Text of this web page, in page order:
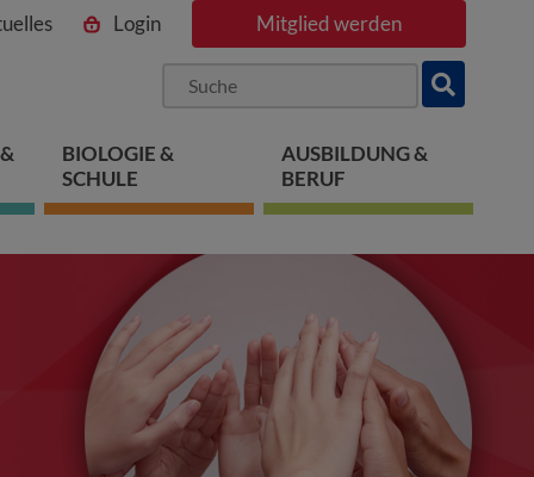
Login Mitglied werden
BIOLOGIE &
SCHULE
AUSBILDUNG &
BERUF